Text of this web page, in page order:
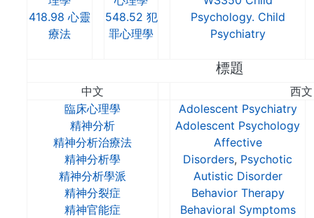
418.98 心靈
療法
548.52 犯
罪心理學
Psychology. Child
Psychiatry
標題
中文
西文
臨床心理學
精神分析
精神分析治療法
精神分析學
精神分析學派
精神分裂症
精神官能症
Adolescent Psychiatry
Adolescent Psychology
Affective
Disorders, Psychotic
Autistic Disorder
Behavior Therapy
Behavioral Symptoms